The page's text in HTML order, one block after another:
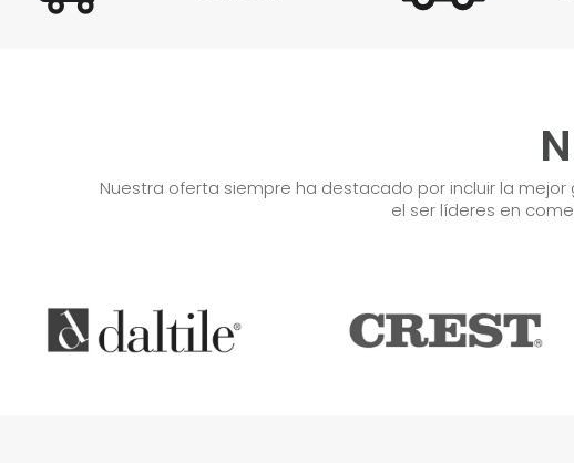
Nuestra oferta siempre ha destacado por incluir la
el ser líderes en